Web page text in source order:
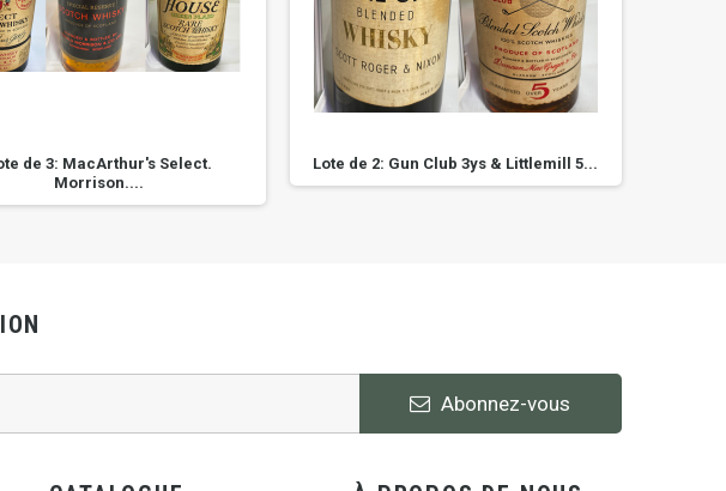
de 3: MacArthur's Select.
Morrison....
Lote de 2: Gun Club 3ys & Littlemill 5...
Abonnez-vous